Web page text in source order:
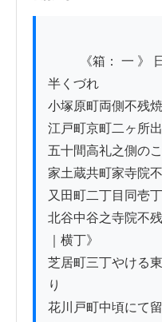
半くづれ
小塚原町両側不残
江戸町京町二ヶ所
五十間高礼之側の
家土蔵共町家寺院
又田町二丁目同壱
北谷中谷之寺院不
｜横丁》ゟ
芝居町三丁やける
り
花川戸町中頃にて